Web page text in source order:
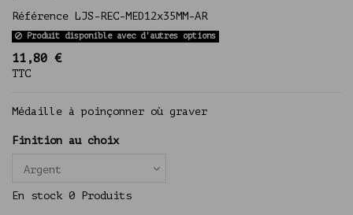
Référence LJS-REC-MED12x35MM-AR
Produit disponible avec d'autres options
11,80 €
TTC
Médaille à poinçonner où graver
Finition au choix
En stock 0 Produits